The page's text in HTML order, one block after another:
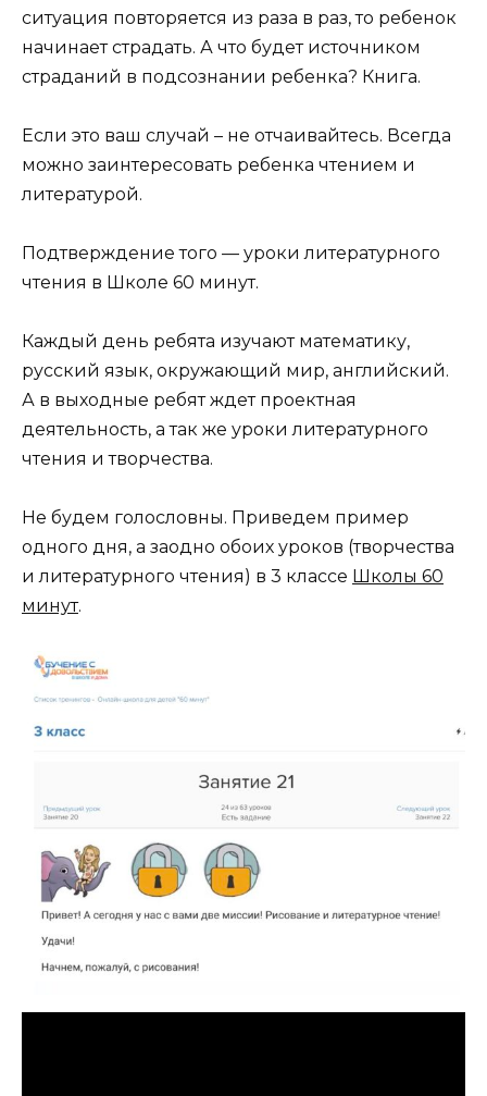
ситуация повторяется из раза в раз, то ребенок
начинает страдать. А что будет источником
страданий в подсознании ребенка? Книга.
Если это ваш случай – не отчаивайтесь. Всегда
можно заинтересовать ребенка чтением и
литературой.
Подтверждение того — уроки литературного
чтения в Школе 60 минут.
Каждый день ребята изучают математику,
русский язык, окружающий мир, английский.
А в выходные ребят ждет проектная
деятельность, а так же уроки литературного
чтения и творчества.
Не будем голословны. Приведем пример
одного дня, а заодно обоих уроков (творчества
и литературного чтения) в 3 классе Школы 60
минут.